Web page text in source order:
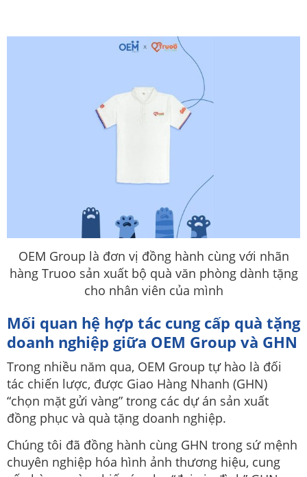
OEM Group là đơn vị đồng hành cùng với nhãn
hàng Truoo sản xuất bộ quà văn phòng dành tặng
cho nhân viên của mình
Mối quan hệ hợp tác cung cấp quà tặng
doanh nghiệp giữa OEM Group và GHN
Trong nhiều năm qua, OEM Group tự hào là đối
tác chiến lược, được Giao Hàng Nhanh (GHN)
“chọn mặt gửi vàng” trong các dự án sản xuất
đồng phục và quà tặng doanh nghiệp.
Chúng tôi đã đồng hành cùng GHN trong sứ mệnh
chuyên nghiệp hóa hình ảnh thương hiệu, cung